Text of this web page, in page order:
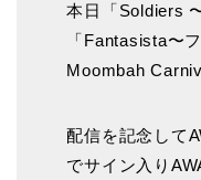
本日「Soldiers
「Fantasista〜
Moombah
配信を記念して
でサイン入り